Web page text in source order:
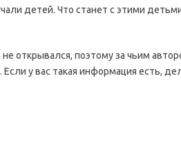
детей. Что станет с этими
открывался, поэтому за чьим
у вас такая информация есть,